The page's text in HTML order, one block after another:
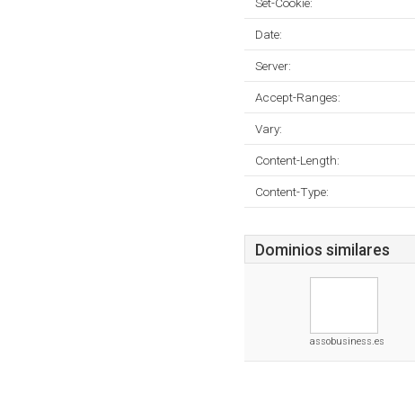
Date:
Server:
Accept-Ranges:
Vary:
Content-Length:
Content-Type:
Dominios similares
assobusiness.es